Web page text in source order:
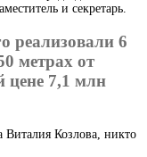
и секретарь.
реализовали 6
метрах от
цене 7,1 млн
Виталия Козлова, никто